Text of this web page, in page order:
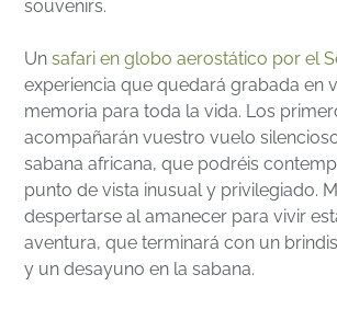
souvenirs.
Unsafari en globo aerostático por el
experiencia que quedará grabada en
memoria para toda la vida. Los
acompañarán vuestro vuelo
sabana africana, que podréis
punto de vista inusual y privilegiado.
despertarse al amanecer para vivir
aventura, que terminará con un
y un desayuno en la sabana.